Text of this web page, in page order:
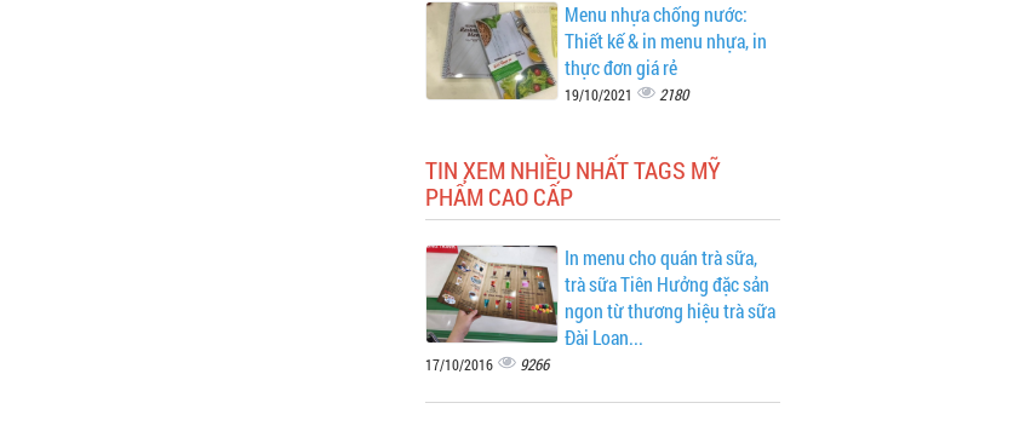
Menu nhựa chống nước:
Thiết kế & in menu nhựa, in
thực đơn giá rẻ
19/10/2021 2180
TIN XEM NHIỀU NHẤT TAGS MỸ
PHẨM CAO CẤP
In menu cho quán trà sữa,
trà sữa Tiên Hưởng đặc sản
ngon từ thương hiệu trà sữa
Đài Loan...
17/10/2016 9266